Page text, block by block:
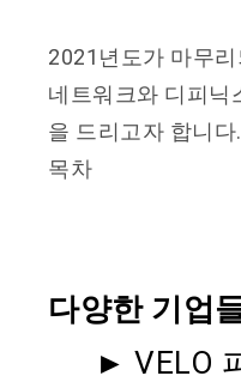
2021년도가 마무
네트워크와 디피닉
을 드리고자 합니다.
목차
다양한 기업
► VELO